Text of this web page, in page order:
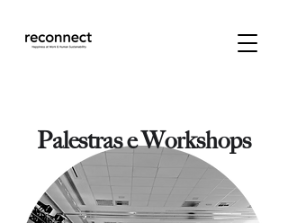
Palestras e Workshops